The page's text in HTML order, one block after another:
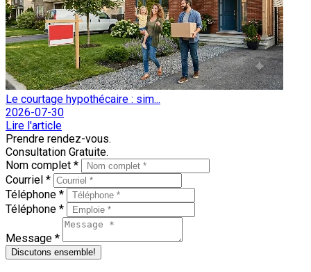
Le courtage hypothécaire : sim...
2026-07-30
Lire l'article
Prendre rendez-vous.
Consultation Gratuite.
Nom complet *
Courriel *
Téléphone *
Téléphone *
Message *
Discutons ensemble!